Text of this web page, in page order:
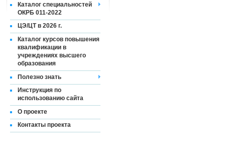
Каталог специальностей
ОКРБ 011-2022
ЦЭ/ЦТ в 2026 г.
Каталог курсов повышения
квалификации в
учреждениях высшего
образования
Полезно знать
Инструкция по
использованию сайта
О проекте
Контакты проекта